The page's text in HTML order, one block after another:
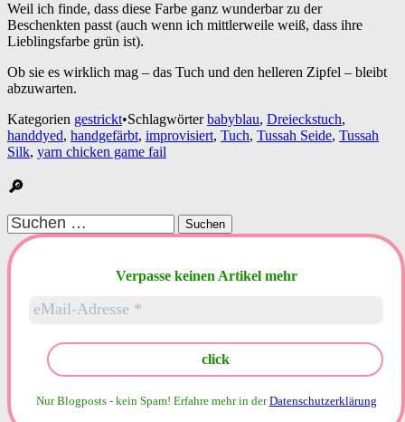
Weil ich finde, dass diese Farbe ganz wunderbar zu der
Beschenkten passt (auch wenn ich mittlerweile weiß, dass ihre
Lieblingsfarbe grün ist).
Ob sie es wirklich mag – das Tuch und den helleren Zipfel – bleibt
abzuwarten.
Kategorien gestrickt•Schlagwörterbabyblau, Dreieckstuch,
handdyed, handgefärbt, improvisiert, Tuch, Tussah Seide, Tussah
Silk, yarn chicken game fail
🔎
Suchen
nach:
Verpasse keinen Artikel mehr
Nur Blogposts - kein Spam! Erfahre mehr in derDatenschutzerklärung